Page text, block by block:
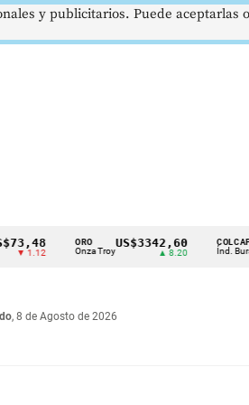
1.12 Onza Troy
US$3342,60
▲ 8.20
COLCAP
Índ. Bursátil
, 8 de Agosto de 2026
y publicitarios. Puede aceptarlas